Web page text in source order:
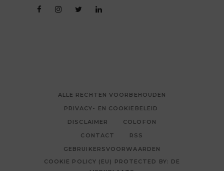
ALLE RECHTEN VOORBEHOUDEN
PRIVACY- EN COOKIEBELEID
DISCLAIMER
COLOFON
CONTACT
RSS
GEBRUIKERSVOORWAARDEN
COOKIE POLICY (EU) PROTECTED BY: DE